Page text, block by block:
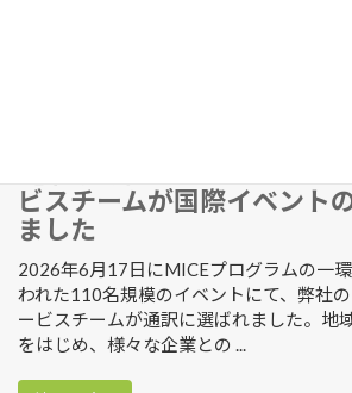
ビスチームが国際イベント
ました
2026年6月17日にMICEプログラムの一
われた110名規模のイベントにて、弊社
ービスチームが通訳に選ばれました。地
をはじめ、様々な企業との ...